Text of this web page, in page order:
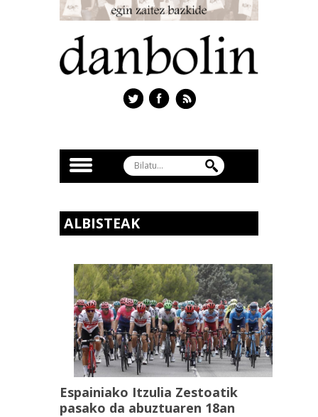
ALBISTEAK
Espainiako Itzulia Zestoatik
pasako da abuztuaren 18an